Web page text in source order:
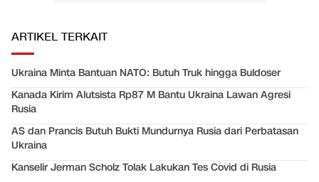
ARTIKEL TERKAIT
Ukraina Minta Bantuan NATO: Butuh Truk hingga Buldoser
Kanada Kirim Alutsista Rp87 M Bantu Ukraina Lawan Agresi
Rusia
AS dan Prancis Butuh Bukti Mundurnya Rusia dari Perbatasan
Ukraina
Kanselir Jerman Scholz Tolak Lakukan Tes Covid di Rusia